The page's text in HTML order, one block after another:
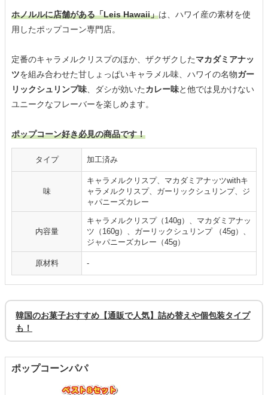
ホノルルに店舗がある「Leis Hawaii」は、ハワイ産の素材を使
用したポップコーン専門店。
定番のキャラメルクリスプのほか、ザクザクしたマカダミアナッ
ツを組み合わせた甘しょっぱいキャラメル味、ハワイの名物ガー
リックシュリンプ味 、ダシが効いたカレー味と他では見かけない
ユニークなフレーバーを楽しめます。
ポップコーン好き必見の商品です！
タイプ 加工済み
味
キャラメルクリスプ、マカダミアナッツwithキ
ャラメルクリスプ、ガーリックシュリンプ、ジ
ャパニーズカレー
内容量
キャラメルクリスプ（140g）、マカダミアナッ
ツ（160g）、ガーリックシュリンプ （45g）、
ジャパニーズカレー（45g）
原材料 -
韓国のお菓子おすすめ【通販で人気】詰め替えや個包装タイプ
も！
ポップコーンパパ